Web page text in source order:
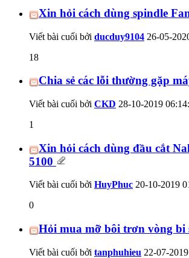
Xin hỏi cách dùng spindle
Viết bài cuối bởi ducduy9104 26-05-
18
Chia sẻ các lỗi thường gặp
Viết bài cuối bởi CKD 28-10-2019
1
Xin hỏi cách dùng đầu cắt
5100
Viết bài cuối bởi HuyPhuc 20-10-2019
0
Hỏi mua mỡ bôi trơn vòng bi
Viết bài cuối bởi tanphuhieu 22-07-2019